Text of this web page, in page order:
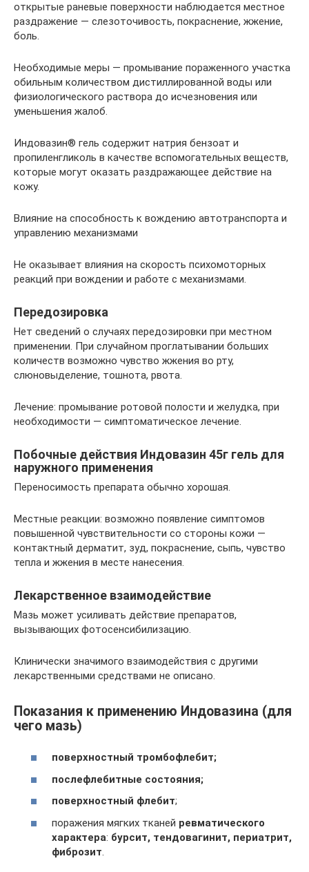
открытые раневые поверхности наблюдается местное
раздражение — слезоточивость, покраснение, жжение,
боль.
Необходимые меры — промывание пораженного участка
обильным количеством дистиллированной воды или
физиологического раствора до исчезновения или
уменьшения жалоб.
Индовазин® гель содержит натрия бензоат и
пропиленгликоль в качестве вспомогательных веществ,
которые могут оказать раздражающее действие на
кожу.
Влияние на способность к вождению автотранспорта и
управлению механизмами
Не оказывает влияния на скорость психомоторных
реакций при вождении и работе с механизмами.
Передозировка
Нет сведений о случаях передозировки при местном
применении. При случайном проглатывании больших
количеств возможно чувство жжения во рту,
слюновыделение, тошнота, рвота.
Лечение: промывание ротовой полости и желудка, при
необходимости — симптоматическое лечение.
Побочные действия Индовазин 45г гель для
наружного применения
Переносимость препарата обычно хорошая.
Местные реакции: возможно появление симптомов
повышенной чувствительности со стороны кожи —
контактный дерматит, зуд, покраснение, сыпь, чувство
тепла и жжения в месте нанесения.
Лекарственное взаимодействие
Мазь может усиливать действие препаратов,
вызывающих фотосенсибилизацию.
Клинически значимого взаимодействия с другими
лекарственными средствами не описано.
Показания к применению Индовазина (для
чего мазь)
поверхностный тромбофлебит;
послефлебитные состояния;
поверхностный флебит;
поражения мягких тканей ревматического
характера: бурсит, тендовагинит, периатрит,
фиброзит